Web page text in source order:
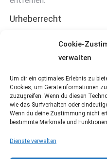
Cookie-
verwalten
Um dir ein optimales Erlebnis zu
Cookies, um Geräteinformationen
zuzugreifen. Wenn du diesen
wie das Surfverhalten oder
Wenn du deine Zustimmung nicht
bestimmte Merkmale und
Dienste verwalten
Urheberrecht
Werke auf diesen Seiten
Verbreitung und jede Art
Grenzen des
Zustimmung des jeweiligen
Downloads und Kopien